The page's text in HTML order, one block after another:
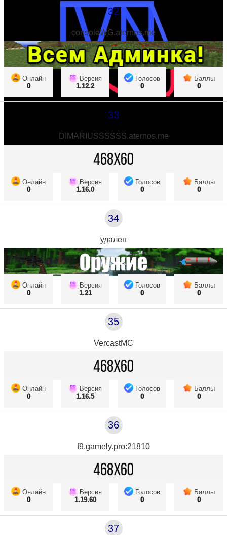
32
consoleWG.aternos.me
Онлайн
0
Версия
1.12.2
Голосов
0
Баллы
0
33
DIMARIUSSSSSS.aternos.me
Онлайн
0
Версия
1.16.0
Голосов
0
Баллы
0
34
удален
Онлайн
0
Версия
1.21
Голосов
0
Баллы
0
35
VercastMC
Онлайн
0
Версия
1.16.5
Голосов
0
Баллы
0
36
f9.gamely.pro:21810
Онлайн
0
Версия
1.19.60
Голосов
0
Баллы
0
37